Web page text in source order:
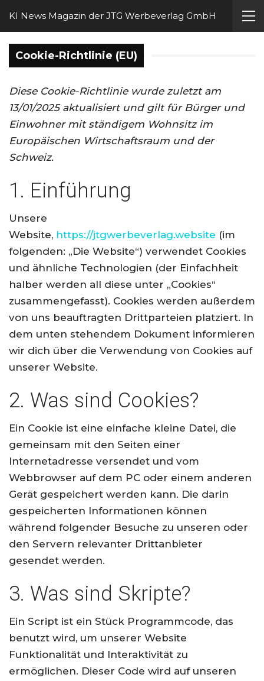
KI News Magazin der JTG Werbeverlag GmbH
Cookie-Richtlinie (EU)
Diese Cookie-Richtlinie wurde zuletzt am
13/01/2025 aktualisiert und gilt für Bürger und
Einwohner mit ständigem Wohnsitz im
Europäischen Wirtschaftsraum und der
Schweiz.
1. Einführung
Unsere
Website, https://jtgwerbeverlag.website (im
folgenden: „Die Website“) verwendet Cookies
und ähnliche Technologien (der Einfachheit
halber werden all diese unter „Cookies“
zusammengefasst). Cookies werden außerdem
von uns beauftragten Drittparteien platziert. In
dem unten stehendem Dokument informieren
wir dich über die Verwendung von Cookies auf
unserer Website.
2. Was sind Cookies?
Ein Cookie ist eine einfache kleine Datei, die
gemeinsam mit den Seiten einer
Internetadresse versendet und vom
Webbrowser auf dem PC oder einem anderen
Gerät gespeichert werden kann. Die darin
gespeicherten Informationen können
während folgender Besuche zu unseren oder
den Servern relevanter Drittanbieter
gesendet werden.
3. Was sind Skripte?
Ein Script ist ein Stück Programmcode, das
benutzt wird, um unserer Website
Funktionalität und Interaktivität zu
ermöglichen. Dieser Code wird auf unseren